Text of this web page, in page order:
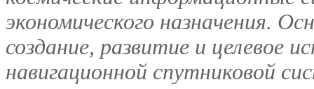
экономического назначения.
создание, развитие и целевое
навигационной спутниковой